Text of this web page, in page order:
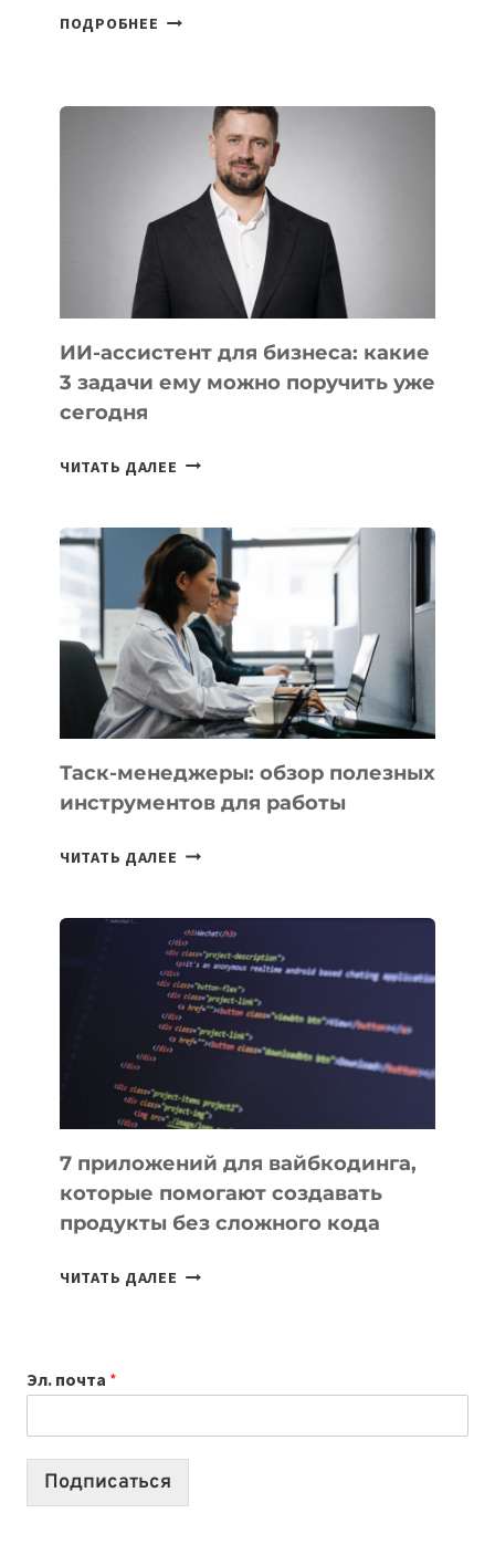
ПОДРОБНЕЕ КАЗАХСТАНСКИЙ
ВТОРОЕ
МЕСТО
НА
МЕЖДУНАРОДНОЙ
ОЛИМПИАДЕ
ИИ
ИИ-ассистент для бизнеса: какие
3 задачи ему можно поручить уже
сегодня
ЧИТАТЬ ДАЛЕЕ ИИ-
БИЗНЕСА:
КАКИЕ
3
ЗАДАЧИ
ЕМУ
МОЖНО
ПОРУЧИТЬ
УЖЕ
СЕГОДНЯ
Таск-менеджеры: обзор полезных
инструментов для работы
ЧИТАТЬ ДАЛЕЕ ТАСК-
ПОЛЕЗНЫХ
ИНСТРУМЕНТОВ
ДЛЯ
РАБОТЫ
7 приложений для вайбкодинга,
которые помогают создавать
продукты без сложного кода
ЧИТАТЬ ДАЛЕЕ
СОЗДАВАТЬ
ПРОДУКТЫ
Эл. почта *
Подписаться